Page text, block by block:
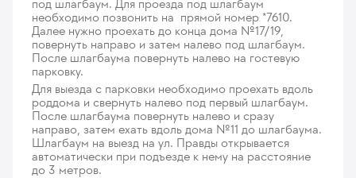
под шлагбаум. Для проезда под шлагбаум
необходимо позвонить на прямой номер *7610.
Далее нужно проехать до конца дома №17/19,
повернуть направо и затем налево под шлагбаум.
После шлагбаума повернуть налево на гостевую
парковку.
Для выезда с парковки необходимо проехать вдоль
роддома и свернуть налево под первый шлагбаум.
После шлагбаума повернуть налево и сразу
направо, затем ехать вдоль дома №11 до шлагбаума.
Шлагбаум на выезд на ул. Правды открывается
автоматически при подъезде к нему на расстояние
до 3 метров.